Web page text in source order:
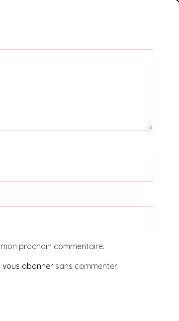
prochain commentaire.
vous abonner sans commenter.